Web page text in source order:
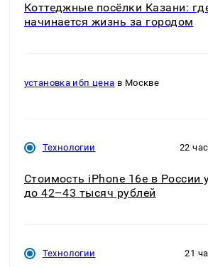
Коттеджные посёлки Казани:
начинается жизнь за городом
установка ибп цена в Москве
Технологии 22
Стоимость iPhone 16e в России
до 42–43 тысяч рублей
Технологии 21